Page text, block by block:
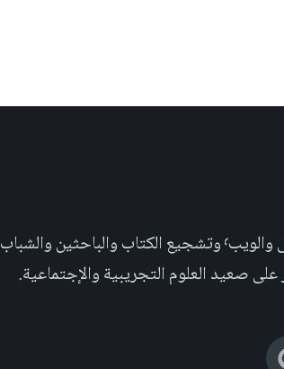
مجلة علمية عربية غير ربحية، تهدف الى إثراء المحتوى العلمي العربي على والويب٬ وتشجيع الكتاب والباحثين والشباب